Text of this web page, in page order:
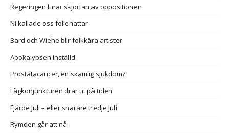
Regeringen lurar skjortan av oppositionen
Ni kallade oss foliehattar
Bard och Wiehe blir folkkära artister
Apokalypsen inställd
Prostatacancer, en skamlig sjukdom?
Lågkonjunkturen drar ut på tiden
Fjärde Juli – eller snarare tredje Juli
Rymden går att nå